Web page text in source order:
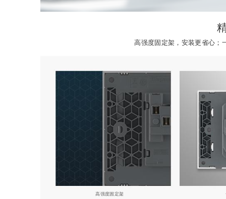
高强度固定架，安装更省心；
高强度固定架